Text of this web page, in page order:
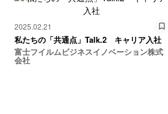
2025.02.21
私たちの「共通点」Talk.2 キャリア入社
富士フイルムビジネスイノベーション株式
会社